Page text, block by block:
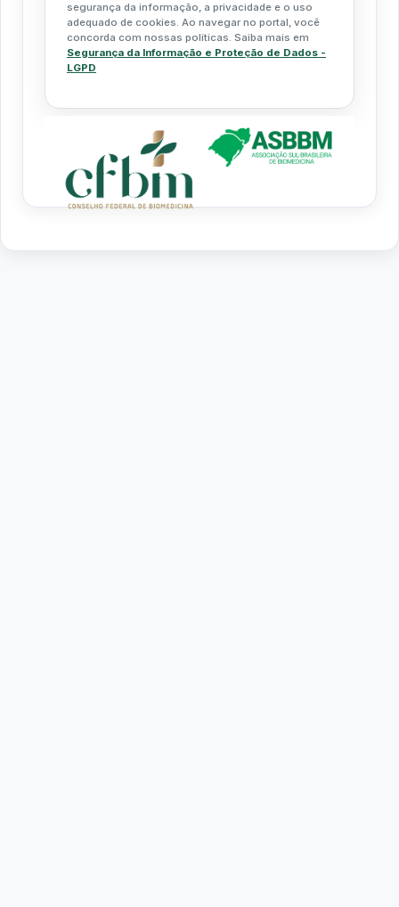
segurança da informação, a privacidade e o uso
adequado de cookies. Ao navegar no portal, você
concorda com nossas políticas. Saiba mais em
Segurança da Informação e Proteção de Dados -
LGPD